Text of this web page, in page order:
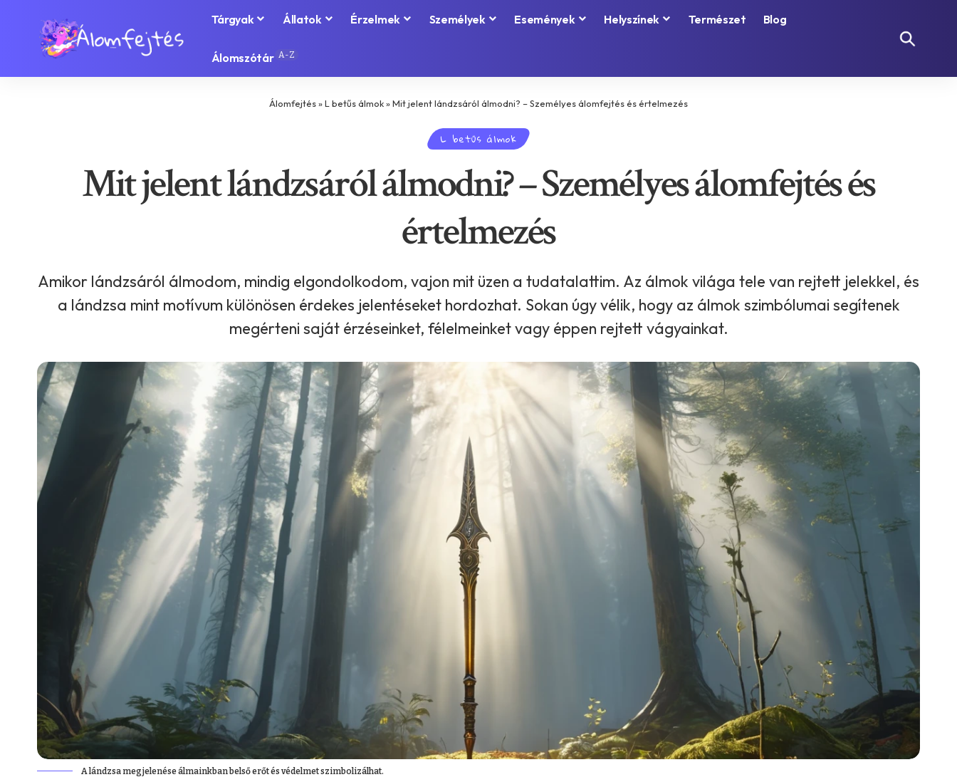
Tárgyak Állatok Érzelmek Személyek Események Helyszínek Természet Blog
Álomszótár A-Z
Álomfejtés»L betűs álmok»Mit jelent lándzsáról álmodni? – Személyes álomfejtés és értelmezés
L betűs álmok
Mit jelent lándzsáról álmodni? – Személyes álomfejtés és
értelmezés
Amikor lándzsáról álmodom, mindig elgondolkodom, vajon mit üzen a tudatalattim. Az álmok világa tele van rejtett jelekkel, és
a lándzsa mint motívum különösen érdekes jelentéseket hordozhat. Sokan úgy vélik, hogy az álmok szimbólumai segítenek
megérteni saját érzéseinket, félelmeinket vagy éppen rejtett vágyainkat.
A lándzsa megjelenése álmainkban belső erőt és védelmet szimbolizálhat.